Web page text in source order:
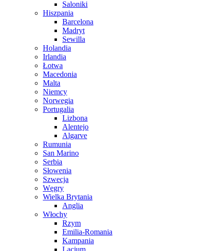
Saloniki
Hiszpania
Barcelona
Madryt
Sewilla
Holandia
Irlandia
Łotwa
Macedonia
Malta
Niemcy
Norwegia
Portugalia
Lizbona
Alentejo
Algarve
Rumunia
San Marino
Serbia
Słowenia
Szwecja
Węgry
Wielka Brytania
Anglia
Włochy
Rzym
Emilia-Romania
Kampania
Lacjum